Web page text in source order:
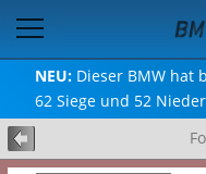
NEU: Dieser BMW hat
62 Siege und 52